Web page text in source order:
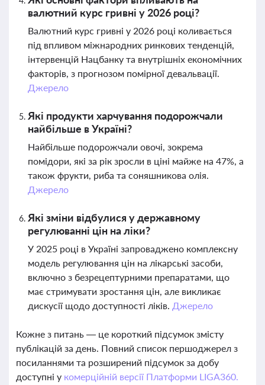
валютний курс гривні у 2026 році?
Валютний курс гривні у 2026 році коливається
під впливом міжнародних ринкових тенденцій,
інтервенцій Нацбанку та внутрішніх економічних
факторів, з прогнозом помірної девальвації.
Джерело
Які продукти харчування подорожчали
найбільше в Україні?
Найбільше подорожчали овочі, зокрема
помідори, які за рік зросли в ціні майже на 47%, а
також фрукти, риба та соняшникова олія.
Джерело
Які зміни відбулися у державному
регулюванні цін на ліки?
У 2025 році в Україні запроваджено комплексну
модель регулювання цін на лікарські засоби,
включно з безрецептурними препаратами, що
має стримувати зростання цін, але викликає
дискусії щодо доступності ліків. Джерело
Кожне з питань — це короткий підсумок змісту
публікацій за день. Повний список першоджерел з
посиланнями та розширений підсумок за добу
доступні у комерційній версії Платформи LIGA360.